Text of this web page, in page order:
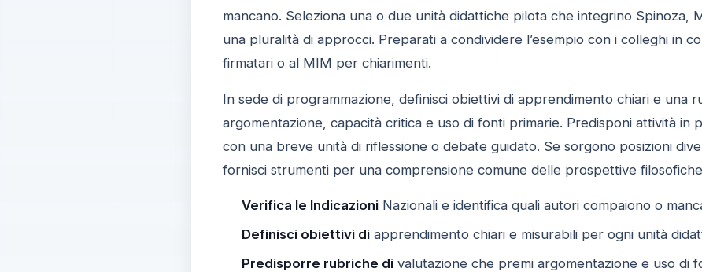
mancano. Seleziona una o due unità didattiche pilota che integrino
una pluralità di approcci. Preparati a condividere l’esempio con i colleghi in
firmatari o al MIM per chiarimenti.
In sede di programmazione, definisci obiettivi di apprendimento chiari e una
argomentazione, capacità critica e uso di fonti primarie. Predisponi attività in
con una breve unità di riflessione o debate guidato. Se sorgono posizioni
fornisci strumenti per una comprensione comune delle prospettive
Verifica le IndicazioniNazionali e identifica quali autori compaiono o
Definisci obiettivi diapprendimento chiari e misurabili per ogni unità
Predisporre rubriche divalutazione che premi argomentazione e uso di